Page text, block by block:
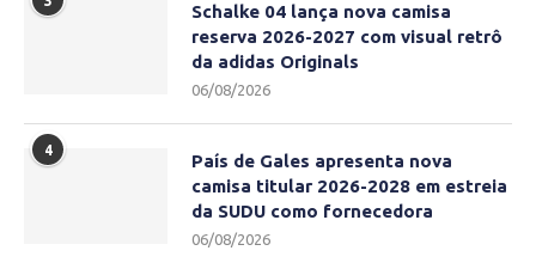
Schalke 04 lança nova camisa
reserva 2026-2027 com visual retrô
da adidas Originals
06/08/2026
4
País de Gales apresenta nova
camisa titular 2026-2028 em estreia
da SUDU como fornecedora
06/08/2026